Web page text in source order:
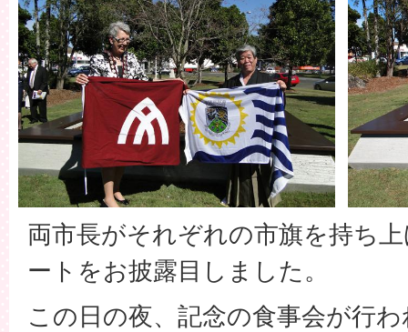
両市長がそれぞれの市旗を持ち
ートをお披露目しました。
この日の夜、記念の食事会が行